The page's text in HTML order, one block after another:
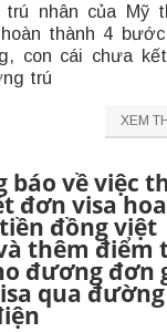
nhân của Mỹ
thành 4 bước
con cái chưa
trú
XEM
báo về việc
đơn visa
đồng việt
thêm điểm
đương đơn
qua đường